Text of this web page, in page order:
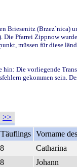
(Brzez`nica)
Pfarrei Zippnow
müssen für diese
hin: Die vorliegende
gekommen sein.
>>
Vorname
Catharina
Johann